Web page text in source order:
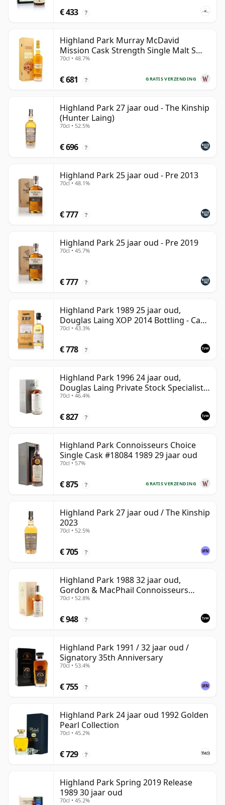
€ 433 ?
Highland Park Murray McDavid
Mission Cask Strength Single Malt S
1984 26 jaar oud
70cl • 48.7%
GRATIS VERZENDING
€ 681 ?
Highland Park 27 jaar oud - The Kinship
(Hunter Laing)
70cl • 52.5%
€ 696 ?
Highland Park 25 jaar oud - Pre 2013
70cl • 48.1%
€ 777 ?
Highland Park 25 jaar oud - Pre 2019
70cl • 45.7%
€ 777 ?
Highland Park 1989 25 jaar oud,
Douglas Laing XOP 2014 Bottling - Cask
10435
70cl • 43.3%
€ 778 ?
Highland Park 1996 24 jaar oud,
Douglas Laing Private Stock Specialist
Edition
70cl • 46.4%
€ 827 ?
Highland Park Connoisseurs Choice
Single Cask #18084 1989 29 jaar oud
70cl • 57%
GRATIS VERZENDING
€ 875 ?
Highland Park 27 jaar oud / The Kinship
2023
70cl • 52.5%
€ 705 ?
Highland Park 1988 32 jaar oud,
Gordon & MacPhail Connoisseurs
Choice - Cask 1284
70cl • 52.8%
€ 948 ?
Highland Park 1991 / 32 jaar oud /
Signatory 35th Anniversary
70cl • 53.4%
€ 755 ?
Highland Park 24 jaar oud 1992 Golden
Pearl Collection
70cl • 45.2%
€ 729 ?
Highland Park Spring 2019 Release
1989 30 jaar oud
70cl • 45.2%